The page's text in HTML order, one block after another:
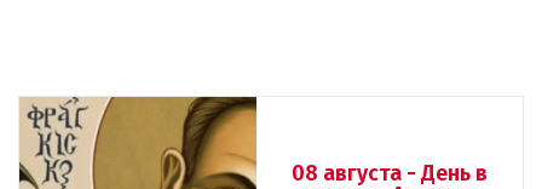
08 августа - День в